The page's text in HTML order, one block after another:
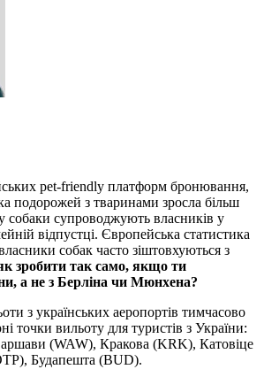
pet-friendly платформ бронювання,
подорожей з тваринами зросла більш
собаки супроводжують власників у
відпустці. Європейська статистика
собак часто зіштовхуються з
зробити так само, якщо ти
а не з Берліна чи Мюнхена?
з українських аеропортів тимчасово
точки вильоту для туристів з України:
(WAW), Кракова (KRK), Катовіце
Будапешта (BUD).